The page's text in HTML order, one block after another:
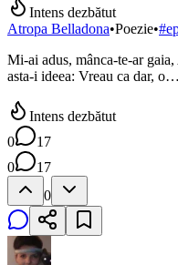
Intens dezbătut
Atropa Belladona•Poezie•#
Mi-ai adus, mânca-te-ar
asta-i ideea: Vreau ca dar,
Intens dezbătut
0
17
0
17
0